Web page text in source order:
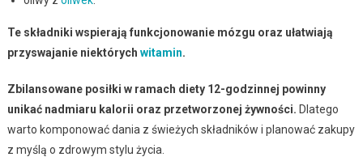
Te składniki wspierają funkcjonowanie mózgu oraz ułatwiają
przyswajanie niektórych witamin.
Zbilansowane posiłki w ramach diety 12-godzinnej powinny
unikać nadmiaru kalorii oraz przetworzonej żywności. Dlatego
warto komponować dania z świeżych składników i planować zakupy
z myślą o zdrowym stylu życia.